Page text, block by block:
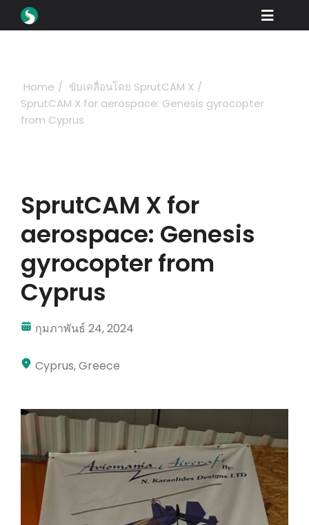
Toggle
ดาวน์โหลด
เรียนรู้
อุตสาหกรรม
บริษัท
พอร์ทัลตัวแทนจำหน่าย
สนับสนุน
บัญชีของฉัน
เข้าสู่ระบบ
Home
ขับเคลื่อนโดย SprutCAM X
SprutCAM X for aerospace: Genesis gyrocopter
from Cyprus
SprutCAM X for
aerospace: Genesis
gyrocopter from
Cyprus
กุมภาพันธ์ 24, 2024
Cyprus, Greece